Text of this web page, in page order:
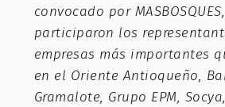
convocado por
participaron los
empresas más importantes
en el Oriente Antioqueño,
Gramalote, Grupo EPM,